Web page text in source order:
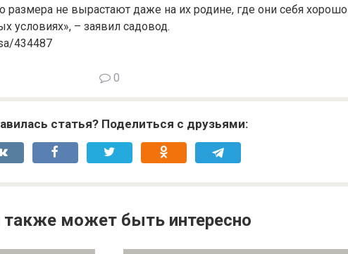
размера не вырастают даже на их родине, где они себя хорошо
условиях», – заявил садовод.
434487
0
статья? Поделиться с друзьями:
может быть интересно